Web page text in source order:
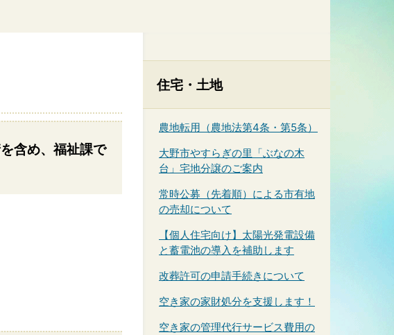
含め、福祉課で
住宅・土地
農地転用（農地法第4条・第5条）
大野市やすらぎの里「ぶなの木
台」宅地分譲のご案内
常時公募（先着順）による市有地
の売却について
【個人住宅向け】太陽光発電設備
と蓄電池の導入を補助します
改葬許可の申請手続きについて
空き家の家財処分を支援します！
空き家の管理代行サービス費用の